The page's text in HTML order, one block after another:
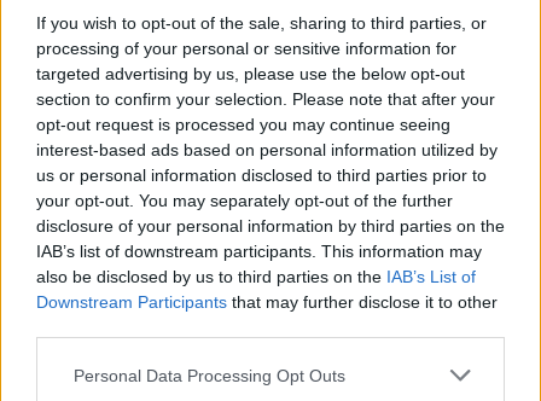
If you wish to opt-out of the sale, sharing to third parties, or
processing of your personal or sensitive information for
targeted advertising by us, please use the below opt-out
section to confirm your selection. Please note that after your
opt-out request is processed you may continue seeing
interest-based ads based on personal information utilized by
us or personal information disclosed to third parties prior to
your opt-out. You may separately opt-out of the further
disclosure of your personal information by third parties on the
IAB’s list of downstream participants. This information may
also be disclosed by us to third parties on the IAB’s List of
Downstream Participants that may further disclose it to other
Personal Data Processing Opt Outs
programa da iniciativa “Experiências no Mira,...
8 Agosto, 2026 - 14:00